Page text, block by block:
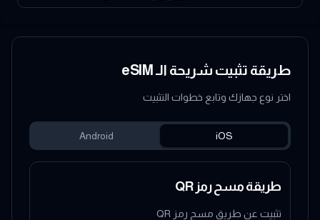
طريقة تثبيت شريحة الـ eSIM
اختر نوع جهازك وتابع خطوات التثبيت
iOS
Android
طريقة مسح رمز QR
تثبيت عن طريق مسح رمز QR